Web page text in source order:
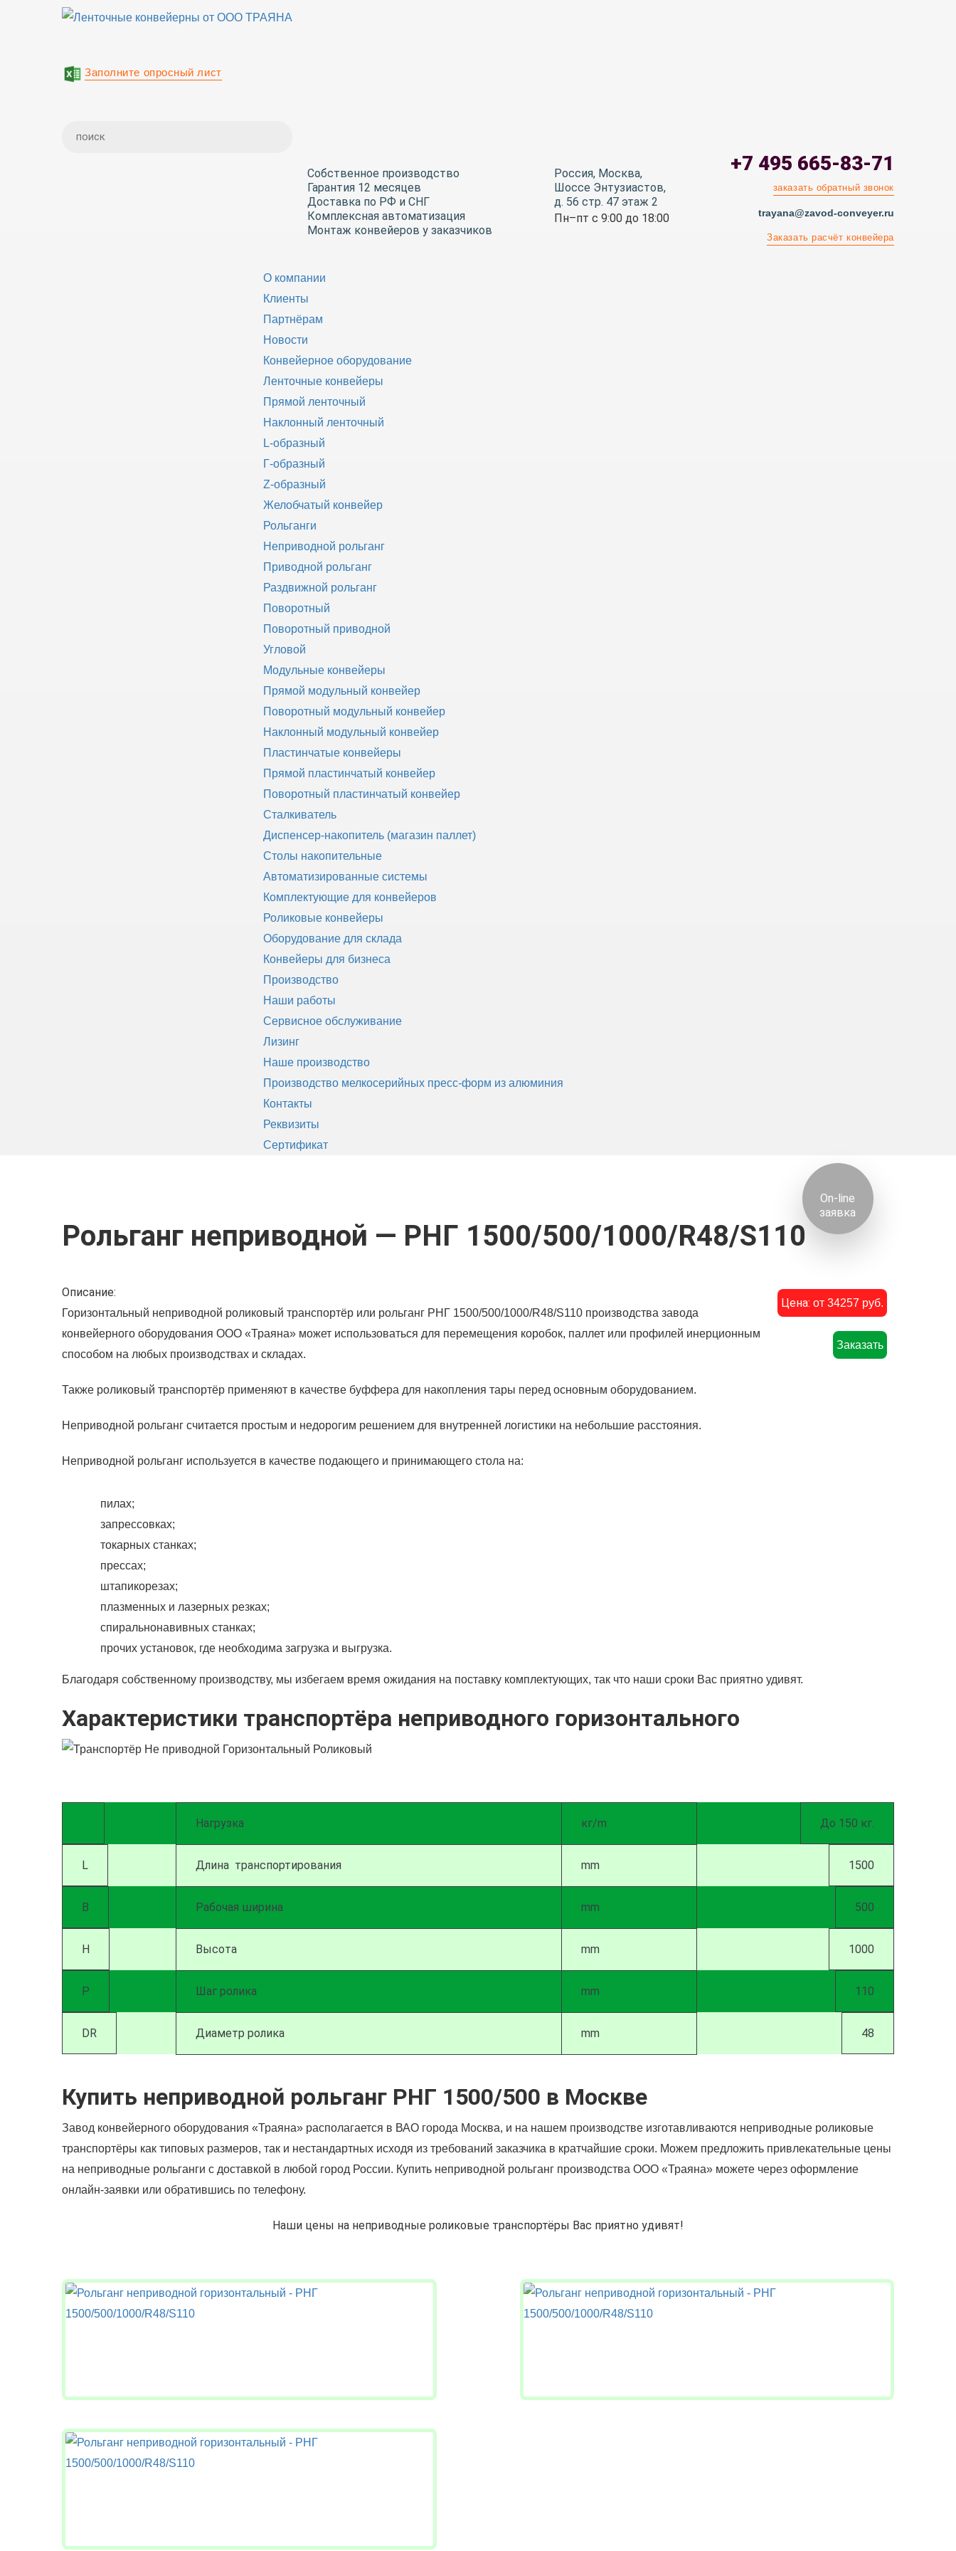
Заполните опросный лист
Собственное производство
Гарантия 12 месяцев
Доставка по РФ и СНГ
Комплексная автоматизация
Монтаж конвейеров у заказчиков
Россия, Москва,
Шоссе Энтузиастов,
д. 56 стр. 47 этаж 2
Пн–пт с 9:00 до 18:00
+7 495 665-83-71
заказать обратный звонок
trayana@zavod-conveyer.ru
Заказать расчёт конвейера
О компании
Клиенты
Партнёрам
Новости
Конвейерное оборудование
Ленточные конвейеры
Прямой ленточный
Наклонный ленточный
L-образный
Г-образный
Z-образный
Желобчатый конвейер
Рольганги
Неприводной рольганг
Приводной рольганг
Раздвижной рольганг
Поворотный
Поворотный приводной
Угловой
Модульные конвейеры
Прямой модульный конвейер
Поворотный модульный конвейер
Наклонный модульный конвейер
Пластинчатые конвейеры
Прямой пластинчатый конвейер
Поворотный пластинчатый конвейер
Сталкиватель
Диспенсер-накопитель (магазин паллет)
Столы накопительные
Автоматизированные системы
Комплектующие для конвейеров
Роликовые конвейеры
Оборудование для склада
Конвейеры для бизнеса
Производство
Наши работы
Сервисное обслуживание
Лизинг
Наше производство
Производство мелкосерийных пресс-форм из алюминия
Контакты
Реквизиты
Сертификат
On-line
заявка
Рольганг неприводной — РНГ 1500/500/1000/R48/S110
Цена: от 34257 руб.
Заказать
Описание:
Горизонтальный неприводной роликовый транспортёр или рольганг РНГ 1500/500/1000/R48/S110 производства завода
конвейерного оборудования ООО «Траяна» может использоваться для перемещения коробок, паллет или профилей инерционным
способом на любых производствах и складах.
Также роликовый транспортёр применяют в качестве буффера для накопления тары перед основным оборудованием.
Неприводной рольганг считается простым и недорогим решением для внутренней логистики на небольшие расстояния.
Неприводной рольганг используется в качестве подающего и принимающего стола на:
пилах;
запрессовках;
токарных станках;
прессах;
штапикорезах;
плазменных и лазерных резках;
спиральнонавивных станках;
прочих установок, где необходима загрузка и выгрузка.
Благодаря собственному производству, мы избегаем время ожидания на поставку комплектующих, так что наши сроки Вас приятно удивят.
Характеристики транспортёра неприводного горизонтального
Нагрузка кг/m До 150 кг.
L Длина транспортирования mm 1500
В Рабочая ширина mm 500
H Высота mm 1000
P Шаг ролика mm 110
DR Диаметр ролика mm 48
Купить неприводной рольганг РНГ 1500/500 в Москве
Завод конвейерного оборудования «Траяна» располагается в ВАО города Москва, и на нашем производстве изготавливаются неприводные роликовые
транспортёры как типовых размеров, так и нестандартных исходя из требований заказчика в кратчайшие сроки. Можем предложить привлекательные цены
на неприводные рольганги с доставкой в любой город России. Купить неприводной рольганг производства ООО «Траяна» можете через оформление
онлайн-заявки или обратившись по телефону.
Наши цены на неприводные роликовые транспортёры Вас приятно удивят!